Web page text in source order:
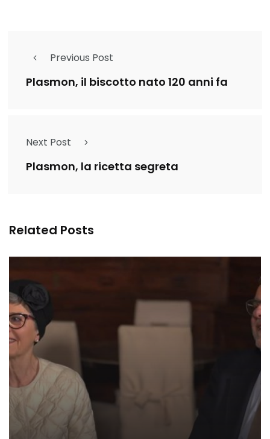
Previous Post
Plasmon, il biscotto nato 120 anni fa
Next Post
Plasmon, la ricetta segreta
Related Posts